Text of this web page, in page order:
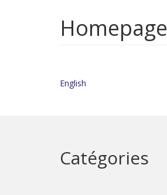
Homepage
English
Catégories